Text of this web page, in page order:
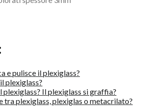
e pulisce il plexiglass?
plexiglass?
plexiglass? Il plexiglass si graffia?
tra plexiglass, plexiglas o metacrilato?